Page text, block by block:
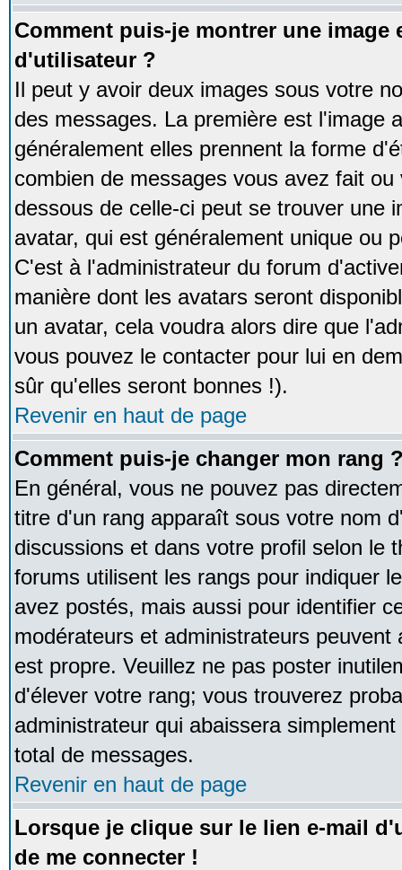
Comment puis-je montrer une image
d'utilisateur ?
Il peut y avoir deux images sous votre
des messages. La première est l'image
généralement elles prennent la forme
combien de messages vous avez fait
dessous de celle-ci peut se trouver une
avatar, qui est généralement unique ou
C'est à l'administrateur du forum
manière dont les avatars seront
un avatar, cela voudra alors dire que
vous pouvez le contacter pour lui en
sûr qu'elles seront bonnes !).
Revenir en haut de page
Comment puis-je changer mon rang
En général, vous ne pouvez pas
titre d'un rang apparaît sous votre nom
discussions et dans votre profil selon le
forums utilisent les rangs pour indiquer
avez postés, mais aussi pour identifier
modérateurs et administrateurs
est propre. Veuillez ne pas poster
d'élever votre rang; vous trouverez
administrateur qui abaissera
total de messages.
Revenir en haut de page
Lorsque je clique sur le lien e-mail
de me connecter !